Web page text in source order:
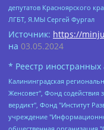
депутатов Красноярского
ЛГБТ, Я.МЫ Сергей Фургал
Источник: https://
на 03.05.2024
* Реестр иностранных
Калининградская региональная общественная организация "Экозащита!-Женсовет", Фонд содействия защите прав и свобод граждан "Общественный вердикт", Фонд "Институт Развития Свободы Информации", Частное учреждение "Информационное агентство МЕМО. РУ", Региональная общественная организация "Общественная комиссия по сохранению наследия академика Сахарова", Фонд поддержки свободы прессы, Санкт-Петербургская общественная правозащитная организация "Гражданский контроль", Межрегиональная общественная организация "Информационно-просветительский центр "Мемориал", Региональный Фонд "Центр Защиты Прав Средств Массовой Информации", с 05.12.2023 Фонд "Центр Защиты Прав Средств массовой информации", Региональная общественная благотворительная организация помощи беженцам и мигрантам "Гражданское содействие", Негосударственное образовательное учреждение дополнительного профессионального образования (повышение квалификации) специалистов "АКАДЕМИЯ ПО ПРАВАМ ЧЕЛОВЕКА", Свердловская региональная общественная организация "Сутяжник", Автономная некоммерческая организация "Центр независимых социологических исследований", Союз общественных объединений "Российский исследовательский центр по правам человека", Региональное общественное учреждение научно-информационный центр "МЕМОРИАЛ", Некоммерческая организация "Фонд защиты гласности", Автономная некоммерческая организация "Институт прав человека", Городская общественная организация "Екатеринбургское общество "МЕМОРИАЛ", Городская общественная организация "Рязанское историко-просветительское и правозащитное общество "Мемориал" (Рязанский Мемориал), Челябинский региональный орган общественной самодеятельности – женское общественное объединение "Женщины Евразии", Челябинский региональный орган общественной самодеятельности "Уральская правозащитная группа", Фонд содействия защите здоровья и социальной справедливости имени Андрея Рылькова, Автономная Некоммерческая Организация "Аналитический Центр Юрия Левады", Автономная некоммерческая организация социальной поддержки населения "Проект Апрель", Региональная общественная организация помощи женщинам и детям, находящимся в кризисной ситуации "Информационно-методический центр "Анна", Фонд содействия развитию массовых коммуникаций и правовому просвещению "Так-так-Так", Фонд содействия устойчивому развитию "Серебряная тайга", Свердловский региональный общественный фонд социальных проектов "Новое время", "Idel.Реалии", Кавказ.Реалии, Крым.Реалии, Телеканал Настоящее Время, Татаро-башкирская служба Радио Свобода (Azatliq Radiosi), Радио Свободная Европа/Радио Свобода (PCE/PC), "Сибирь.Реалии", "Фактограф", Благотворительный фонд помощи осужденным и их семьям, Автономная некоммерческая организация "Институт глобализации и социальных движений", Фонд "В защиту прав заключенных", Частное учреждение "Центр поддержки и содействия развитию средств массовой информации", Пензенский региональный общественный благотворительный фонд "Гражданский союз", "Север.Реалии", Некоммерческая организация Фонд "Правовая инициатива", Общество с ограниченной ответственностью "Радио Свободная Европа/Радио Свобода", Чешское информационное агентство "MEDIUM-ORIENT", Красноярская региональная общественная организация "Мы против СПИДа", Камалягин Денис Николаевич, Маркелов Сергей Евгеньевич, Пономарев Лев Александрович, Савицкая Людмила Алексеевна, Автономная некоммерческая организация "Центр по работе с проблемой насилия "НАСИЛИЮ.НЕТ", Межрегиональный профессиональный союз работников здравоохранения "Альянс врачей", Юридическое лицо, зарегистрированное в Латвийской Республике, SIA "Medusa Project" (регистрационный номер 40103797863, дата регистрации 10.06.2014), Некоммерческая организация "Фонд по борьбе с коррупцией", Автономная некоммерческая организация "Институт права и публичной политики", Баданин Роман Сергеевич, Гликин Максим Александрович,